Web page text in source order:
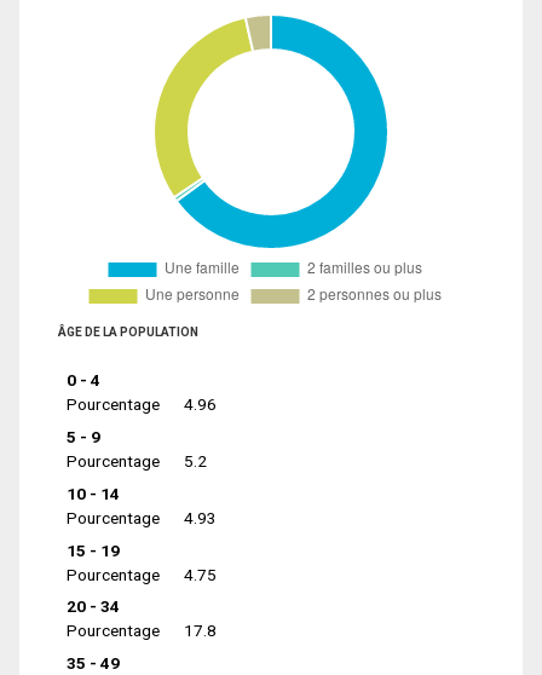
ÂGE DE LA POPULATION
0 - 4
Pourcentage
4.96
5 - 9
Pourcentage
5.2
10 - 14
Pourcentage
4.93
15 - 19
Pourcentage
4.75
20 - 34
Pourcentage
17.8
35 - 49